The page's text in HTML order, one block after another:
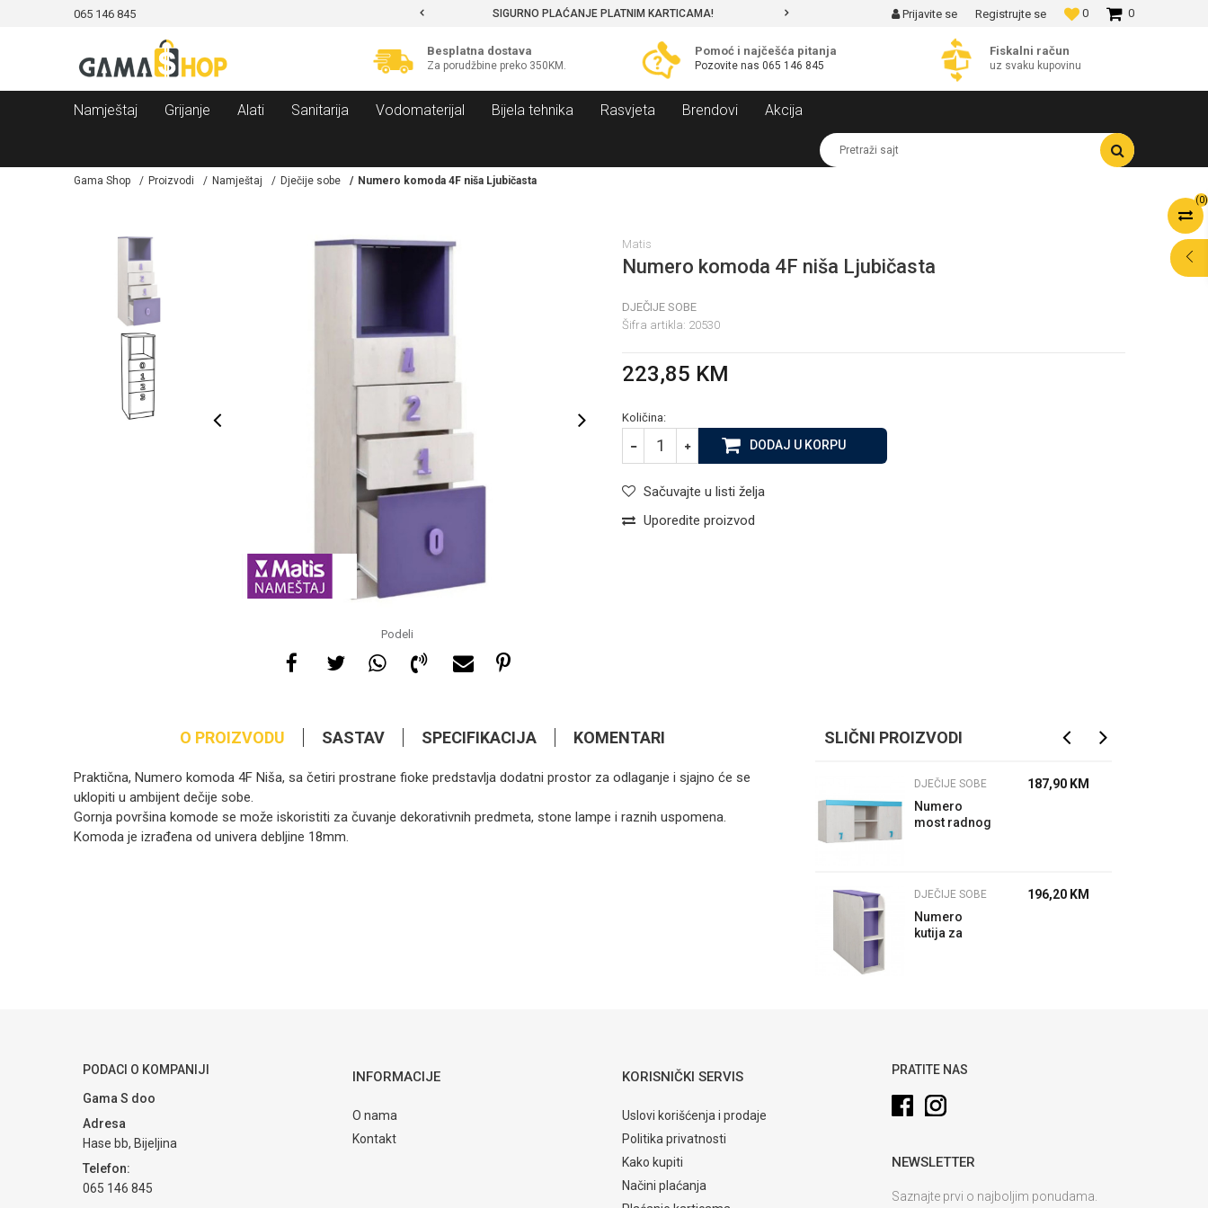
065 146 845 SIGURNO PLAĆANJE PLATNIM KARTICAMA! MOGUĆNOST BESPLATNE ISPORUKE! 0
0
Prijavite se Registrujte se
Besplatna dostava
Za porudžbine preko 350KM.
Pomoć i najčešća pitanja
Pozovite nas 065 146 845
Fiskalni račun
uz svaku kupovinu
Namještaj Grijanje Alati Sanitarija Vodomaterijal Bijela tehnika Rasvjeta Brendovi Akcija
Pretraži sajt
(0)
Gama Shop Proizvodi Namještaj Dječije sobe Numero komoda 4F niša Ljubičasta
Podeli
Matis
Numero komoda 4F niša Ljubičasta
DJEČIJE SOBE
Šifra artikla: 20530
223,85 KM
Količina:
DODAJ U KORPU
Sačuvajte u listi želja
Uporedite proizvod
O PROIZVODU SASTAV SPECIFIKACIJA KOMENTARI
Praktična, Numero komoda 4F Niša, sa četiri prostrane fioke predstavlja dodatni prostor za odlaganje i sjajno će se
uklopiti u ambijent dečije sobe.
Gornja površina komode se može iskoristiti za čuvanje dekorativnih predmeta, stone lampe i raznih uspomena.
Komoda je izrađena od univera debljine 18mm.
POŠALJI
SLIČNI PROIZVODI
DJEČIJE SOBE
kreveta Pink
180,00 DJEČIJE SOBE
Numero
most radnog
187,90 KM
DJEČIJE SOBE
Numero
kutija za
196,20 KM
PODACI O KOMPANIJI
Gama S doo
Adresa
Hase bb, Bijeljina
Telefon:
065 146 845
INFORMACIJE
O nama
Kontakt
KORISNIČKI SERVIS
Uslovi korišćenja i prodaje
Politika privatnosti
Kako kupiti
Načini plaćanja
PRATITE NAS
NEWSLETTER
Saznajte prvi o najboljim ponudama.